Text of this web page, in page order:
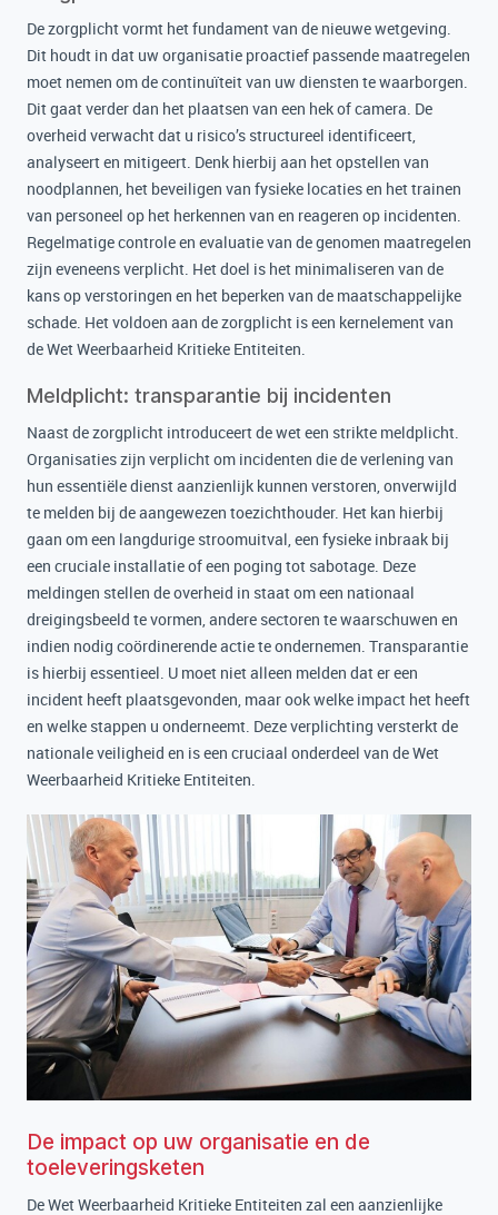
De zorgplicht vormt het fundament van de nieuwe wetgeving.
Dit houdt in dat uw organisatie proactief passende maatregelen
moet nemen om de continuïteit van uw diensten te waarborgen.
Dit gaat verder dan het plaatsen van een hek of camera. De
overheid verwacht dat u risico’s structureel identificeert,
analyseert en mitigeert. Denk hierbij aan het opstellen van
noodplannen, het beveiligen van fysieke locaties en het trainen
van personeel op het herkennen van en reageren op incidenten.
Regelmatige controle en evaluatie van de genomen maatregelen
zijn eveneens verplicht. Het doel is het minimaliseren van de
kans op verstoringen en het beperken van de maatschappelijke
schade. Het voldoen aan de zorgplicht is een kernelement van
de Wet Weerbaarheid Kritieke Entiteiten.
Meldplicht: transparantie bij incidenten
Naast de zorgplicht introduceert de wet een strikte meldplicht.
Organisaties zijn verplicht om incidenten die de verlening van
hun essentiële dienst aanzienlijk kunnen verstoren, onverwijld
te melden bij de aangewezen toezichthouder. Het kan hierbij
gaan om een langdurige stroomuitval, een fysieke inbraak bij
een cruciale installatie of een poging tot sabotage. Deze
meldingen stellen de overheid in staat om een nationaal
dreigingsbeeld te vormen, andere sectoren te waarschuwen en
indien nodig coördinerende actie te ondernemen. Transparantie
is hierbij essentieel. U moet niet alleen melden dat er een
incident heeft plaatsgevonden, maar ook welke impact het heeft
en welke stappen u onderneemt. Deze verplichting versterkt de
nationale veiligheid en is een cruciaal onderdeel van de Wet
Weerbaarheid Kritieke Entiteiten.
De impact op uw organisatie en de
toeleveringsketen
De Wet Weerbaarheid Kritieke Entiteiten zal een aanzienlijke